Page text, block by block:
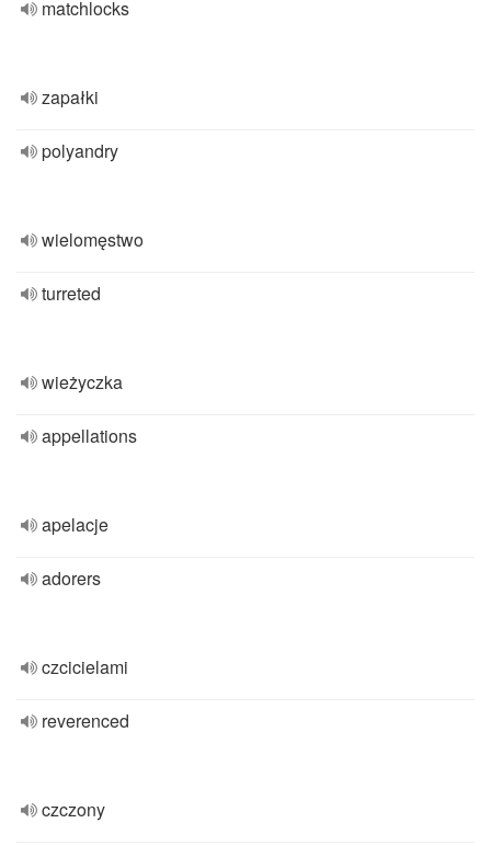
matchlocks
zapałki
polyandry
wielomęstwo
turreted
wieżyczka
appellations
apelacje
adorers
czcicielami
reverenced
czczony